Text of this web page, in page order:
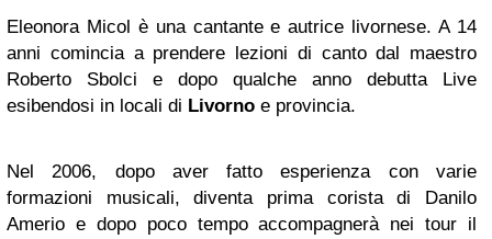
Eleonora Micol è una cantante e autrice livornese. A 14
anni comincia a prendere lezioni di canto dal maestro
Roberto Sbolci e dopo qualche anno debutta Live
esibendosi in locali di Livorno e provincia.
Nel 2006, dopo aver fatto esperienza con varie
formazioni musicali, diventa prima corista di Danilo
Amerio e dopo poco tempo accompagnerà nei tour il